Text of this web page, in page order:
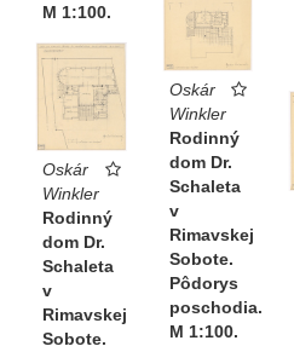
M 1:100.
Oskár
Winkler
Rodinný
dom Dr.
Schaleta
v
Rimavskej
Sobote.
Pôdorys
poschodia.
M 1:100.
Oskár
Winkler
Rodinný
dom Dr.
Schaleta
v
Rimavskej
Sobote.